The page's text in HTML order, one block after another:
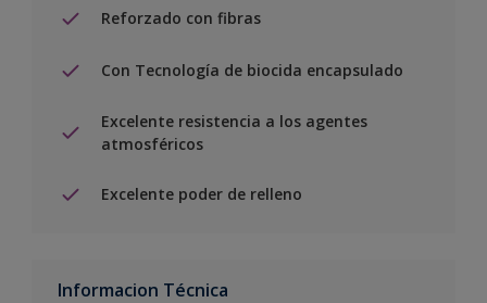
Reforzado con fibras
Con Tecnología de biocida encapsulado
Excelente resistencia a los agentes
atmosféricos
Excelente poder de relleno
Informacion Técnica